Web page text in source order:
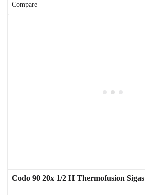
Compare
Codo 90 20x 1/2 H Thermofusion Sigas